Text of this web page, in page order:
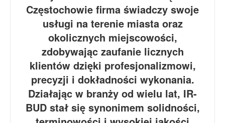
Częstochowie firma świadczy swoje
usługi na terenie miasta oraz
okolicznych miejscowości,
zdobywając zaufanie licznych
klientów dzięki profesjonalizmowi,
precyzji i dokładności wykonania.
Działając w branży od wielu lat, IR-
BUD stał się synonimem solidności,